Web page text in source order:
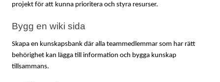
projekt för att kunna prioritera och styra resurser.
Bygg en wiki sida
Skapa en kunskapsbank där alla teammedlemmar som har rätt
behörighet kan lägga till information och bygga kunskap
tillsammans.